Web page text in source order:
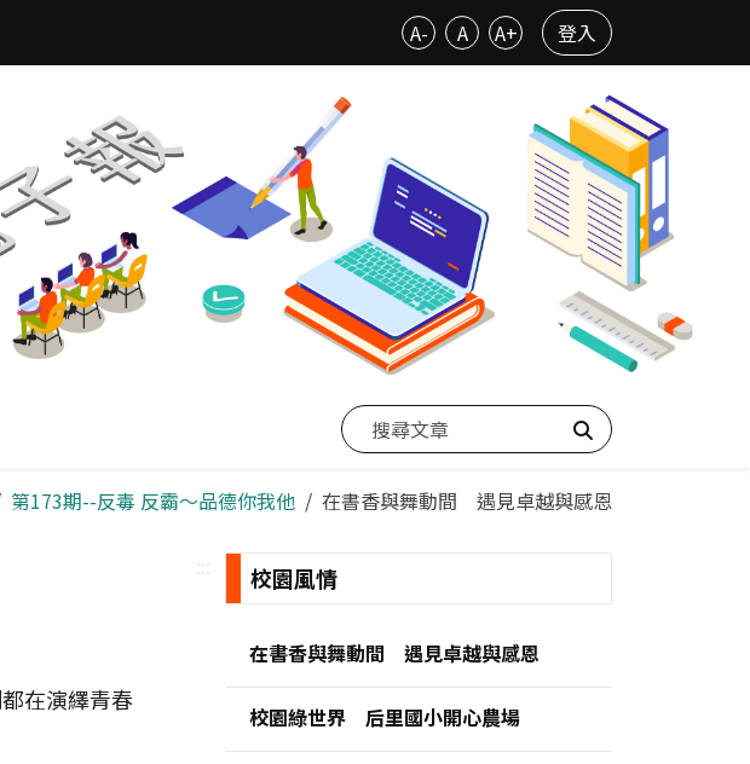
A- A A+ 登入
搜尋
第173期--反毒 反霸～品德你我他 在書香與舞動間 遇見卓越與感恩
在演繹青春
::: 校園風情
在書香與舞動間 遇見卓越與感恩
校園綠世界 后里國小開心農場